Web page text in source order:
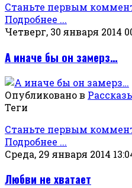
Станьте первым
Подробнее ...
Четверг, 30 января 2014
А иначе бы он замерз…
Опубликовано в
Теги
Станьте первым
Подробнее ...
Среда, 29 января 2014
Любви не хватает